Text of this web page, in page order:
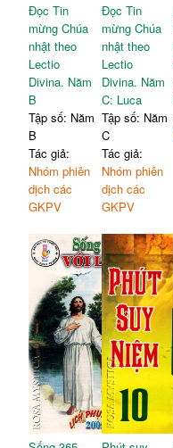
Đọc Tin
mừng Chúa
nhật theo
Lectio
Divina. Năm
B
Tập số: Năm
B
Tác giả:
Nhóm phiên
dịch các
GKPV
Đọc Tin
mừng Chúa
nhật theo
Lectio
Divina. Năm
C: Luca
Tập số: Năm
C
Tác giả:
Nhóm phiên
dịch các
GKPV